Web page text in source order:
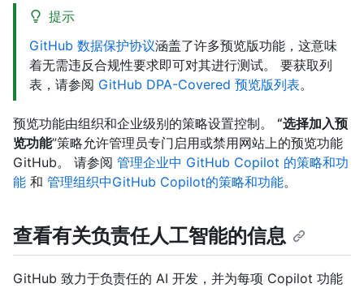
提示
GitHub 数据保护协议涵盖了许多预览版功能，这意味
着无需违反合规性要求即可对其进行测试。 要获取列
表，请参阅 GitHub DPA-Covered 预览版列表。
预览功能由组织和企业级别的策略设置控制。 “选择加入预
览功能”策略允许管理员专门启用或禁用网站上的预览功能
GitHub。 请参阅 管理企业中 GitHub Copilot 的策略和功
能 和 管理组织中GitHub Copilot的策略和功能。
查看有关负责任人工智能的信息
GitHub 致力于负责任的 AI 开发，并为每项 Copilot 功能